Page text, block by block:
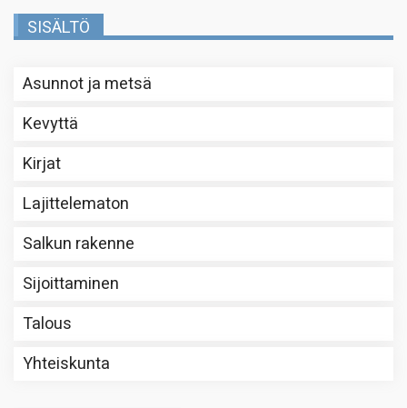
SISÄLTÖ
Asunnot ja metsä
Kevyttä
Kirjat
Lajittelematon
Salkun rakenne
Sijoittaminen
Talous
Yhteiskunta